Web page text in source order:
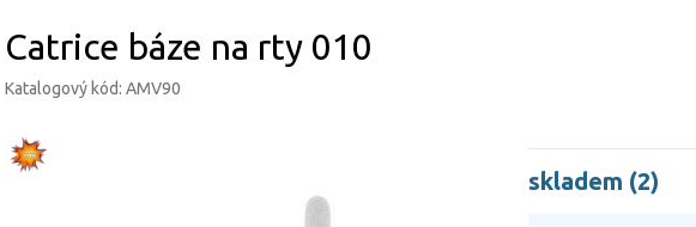
Catrice báze na rty 010
Katalogový kód: AMV90
skladem (2)